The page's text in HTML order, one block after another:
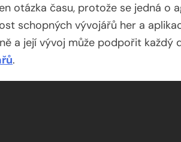
otázka času, protože se jedná o
schopných vývojářů her a
a její vývoj může podpořit každý
.